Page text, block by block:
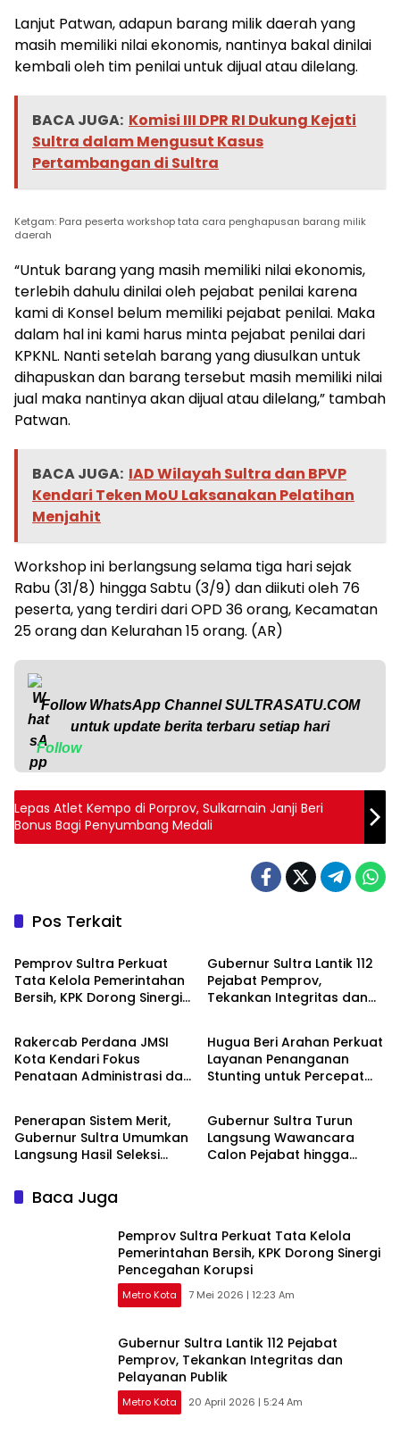
Lanjut Patwan, adapun barang milik daerah yang
masih memiliki nilai ekonomis, nantinya bakal dinilai
kembali oleh tim penilai untuk dijual atau dilelang.
BACA JUGA: Komisi III DPR RI Dukung Kejati
Sultra dalam Mengusut Kasus
Pertambangan di Sultra
Ketgam: Para peserta workshop tata cara penghapusan barang milik
daerah
“Untuk barang yang masih memiliki nilai ekonomis,
terlebih dahulu dinilai oleh pejabat penilai karena
kami di Konsel belum memiliki pejabat penilai. Maka
dalam hal ini kami harus minta pejabat penilai dari
KPKNL. Nanti setelah barang yang diusulkan untuk
dihapuskan dan barang tersebut masih memiliki nilai
jual maka nantinya akan dijual atau dilelang,” tambah
Patwan.
BACA JUGA: IAD Wilayah Sultra dan BPVP
Kendari Teken MoU Laksanakan Pelatihan
Menjahit
Workshop ini berlangsung selama tiga hari sejak
Rabu (31/8) hingga Sabtu (3/9) dan diikuti oleh 76
peserta, yang terdiri dari OPD 36 orang, Kecamatan
25 orang dan Kelurahan 15 orang. (AR)
Follow WhatsApp ChannelSULTRASATU.COM
untuk update berita terbaru setiap hari
Follow
Lepas Atlet Kempo di Porprov, Sulkarnain Janji Beri
Bonus Bagi Penyumbang Medali
Pos Terkait
Metro Kota
Pemprov Sultra Perkuat
Tata Kelola Pemerintahan
Bersih, KPK Dorong Sinergi
Gubernur Sultra Lantik 112
Pejabat Pemprov,
Tekankan Integritas dan
Metro Kota
Rakercab Perdana JMSI
Kota Kendari Fokus
Penataan Administrasi dan
Metro Kota
Hugua Beri Arahan Perkuat
Layanan Penanganan
Stunting untuk Percepat
Metro Kota
Penerapan Sistem Merit,
Gubernur Sultra Umumkan
Langsung Hasil Seleksi
Metro Kota
Gubernur Sultra Turun
Langsung Wawancara
Calon Pejabat hingga
Baca Juga
Pemprov Sultra Perkuat Tata Kelola
Pemerintahan Bersih, KPK Dorong Sinergi
Pencegahan Korupsi
Metro Kota 7 Mei 2026 | 12:23 Am
Gubernur Sultra Lantik 112 Pejabat
Pemprov, Tekankan Integritas dan
Pelayanan Publik
Metro Kota 20 April 2026 | 5:24 Am